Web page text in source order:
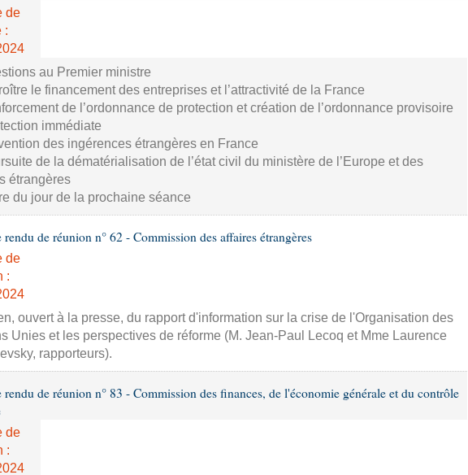
de
:
au Premier ministre
le financement des entreprises et l’attractivité de la France
de l’ordonnance de protection et création de l’ordonnance provisoire
immédiate
des ingérences étrangères en France
de la dématérialisation de l’état civil du ministère de l’Europe et des
étrangères
du jour de la prochaine séance
rendu de réunion n° 62 - Commission des affaires étrangères
de
:
ouvert à la presse, du rapport d'information sur la crise de l'Organisation des
Unies et les perspectives de réforme (M. Jean-Paul Lecoq et Mme Laurence
rapporteurs).
rendu de réunion n° 83 - Commission des finances, de l'économie générale et du contrôle
de
: